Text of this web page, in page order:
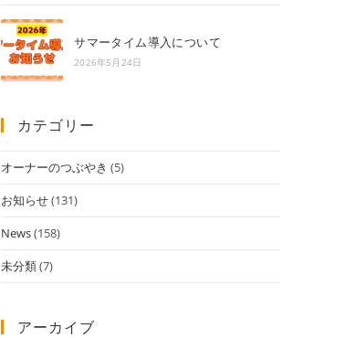
サマータイム導入について
2026年5月24日
カテゴリー
オーナーのつぶやき (5)
お知らせ(131)
News(158)
未分類(7)
アーカイブ